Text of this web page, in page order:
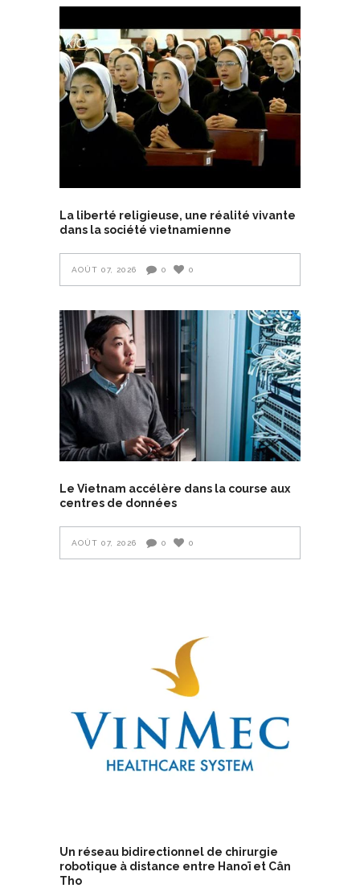
La liberté religieuse, une réalité vivante
dans la société vietnamienne
AOÛT 07, 2026 0 0
Le Vietnam accélère dans la course aux
centres de données
AOÛT 07, 2026 0 0
Un réseau bidirectionnel de chirurgie
robotique à distance entre Hanoï et Cân
Tho